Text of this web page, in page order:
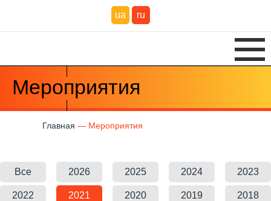
ua ru
Мероприятия
Главная Мероприятия
Все 2026 2025 2024 2023
2022 2021 2020 2019 2018